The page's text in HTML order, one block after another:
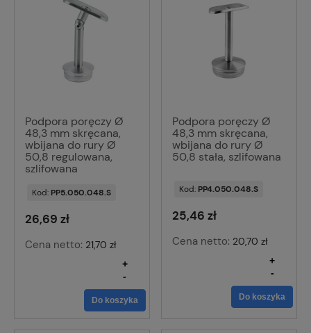
Podpora poręczy Ø
48,3 mm skręcana,
wbijana do rury Ø
50,8 regulowana,
szlifowana
Kod: PP5.050.048.S
26,69 zł
Cena netto: 21,70 zł
-
+
Do koszyka
Podpora poręczy Ø
48,3 mm skręcana,
wbijana do rury Ø
50,8 stała, szlifowana
Kod: PP4.050.048.S
25,46 zł
Cena netto: 20,70 zł
-
+
Do koszyka